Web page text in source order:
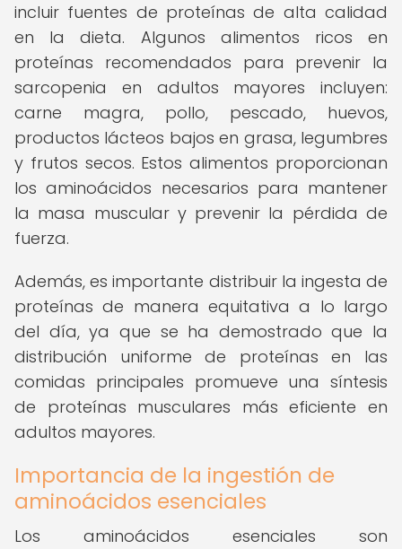
incluir fuentes de proteínas de alta calidad
en la dieta. Algunos alimentos ricos en
proteínas recomendados para prevenir la
sarcopenia en adultos mayores incluyen:
carne magra, pollo, pescado, huevos,
productos lácteos bajos en grasa, legumbres
y frutos secos. Estos alimentos proporcionan
los aminoácidos necesarios para mantener
la masa muscular y prevenir la pérdida de
fuerza.
Además, es importante distribuir la ingesta de
proteínas de manera equitativa a lo largo
del día, ya que se ha demostrado que la
distribución uniforme de proteínas en las
comidas principales promueve una síntesis
de proteínas musculares más eficiente en
adultos mayores.
Importancia de la ingestión de
aminoácidos esenciales
Los aminoácidos esenciales son